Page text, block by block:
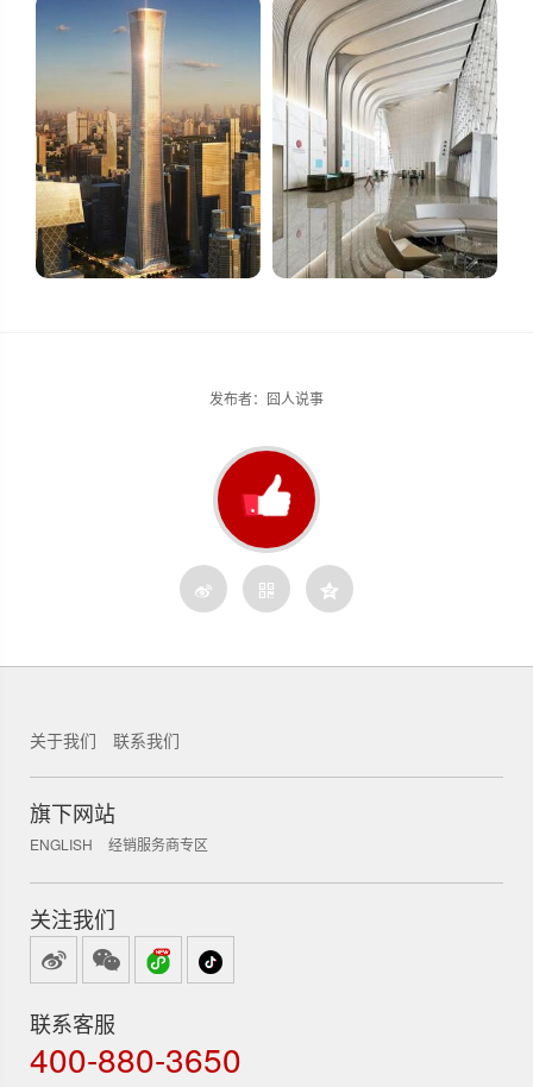
发布者：囧人说事
关于我们 联系我们
旗下网站
ENGLISH 经销服务商专区
关注我们
联系客服
400-880-3650